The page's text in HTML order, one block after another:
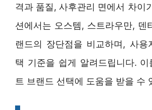
격과 품질, 사후관리 면에서 차이
션에서는 오스템, 스트라우만, 덴
랜드의 장단점을 비교하며, 사용
택 기준을 쉽게 알려드립니다.
트 브랜드 선택에 도움을 받을 수